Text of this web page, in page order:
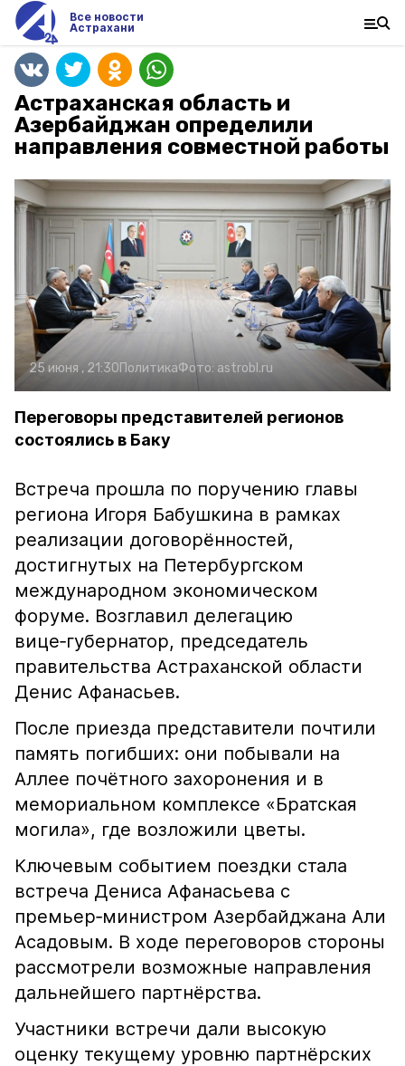
Все новости
Астрахани
Астраханская область и
Азербайджан определили
направления совместной работы
25 июня , 21:30ПолитикаФото: astrobl.ru
Переговоры представителей регионов
состоялись в Баку
Встреча прошла по поручению главы
региона Игоря Бабушкина в рамках
реализации договорённостей,
достигнутых на Петербургском
международном экономическом
форуме. Возглавил делегацию
вице‑губернатор, председатель
правительства Астраханской области
Денис Афанасьев.
После приезда представители почтили
память погибших: они побывали на
Аллее почётного захоронения и в
мемориальном комплексе «Братская
могила», где возложили цветы.
Ключевым событием поездки стала
встреча Дениса Афанасьева с
премьер‑министром Азербайджана Али
Асадовым. В ходе переговоров стороны
рассмотрели возможные направления
дальнейшего партнёрства.
Участники встречи дали высокую
оценку текущему уровню партнёрских